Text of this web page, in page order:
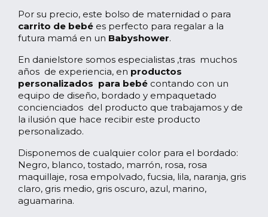
Por su precio, este bolso de maternidad o para
carrito de bebé es perfecto para regalar a la
futura mamá en un Babyshower.
En danielstore somos especialistas ,tras muchos
años de experiencia, en productos
personalizados para bebé contando con un
equipo de diseño, bordado y empaquetado
concienciados del producto que trabajamos y de
la ilusión que hace recibir este producto
personalizado.
Disponemos de cualquier color para el bordado:
Negro, blanco, tostado, marrón, rosa, rosa
maquillaje, rosa empolvado, fucsia, lila, naranja, gris
claro, gris medio, gris oscuro, azul, marino,
aguamarina.